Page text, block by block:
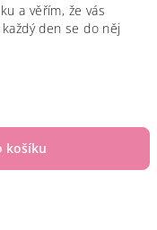
a věřím, že vás
den se do něj
košíku